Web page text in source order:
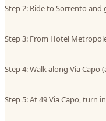
Step 2: Ride to Sorrento
Step 3: From Hotel
Step 4: Walk along Via
Step 5: At 49 Via Capo, turn